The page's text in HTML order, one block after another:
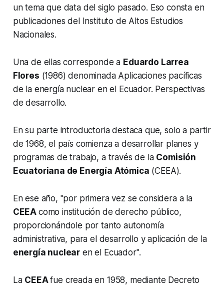
un tema que data del siglo pasado. Eso consta en
publicaciones del Instituto de Altos Estudios
Nacionales.
Una de ellas corresponde a Eduardo Larrea
Flores (1986) denominada Aplicaciones pacíficas
de la energía nuclear en el Ecuador. Perspectivas
de desarrollo.
En su parte introductoria destaca que, solo a partir
de 1968, el país comienza a desarrollar planes y
programas de trabajo, a través de la Comisión
Ecuatoriana de Energía Atómica (CEEA).
En ese año, "por primera vez se considera a la
CEEA como institución de derecho público,
proporcionándole por tanto autonomía
administrativa, para el desarrollo y aplicación de la
energía nuclear en el Ecuador".
La CEEAfue creada en 1958, mediante Decreto